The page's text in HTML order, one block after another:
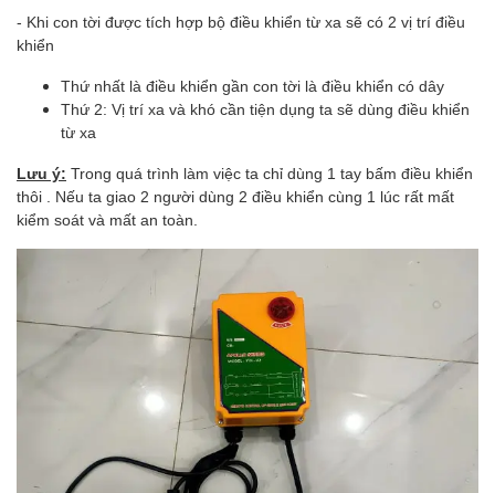
- Khi con tời được tích hợp bộ điều khiển từ xa sẽ có 2 vị trí điều
khiển
Thứ nhất là điều khiển gần con tời là điều khiển có dây
Thứ 2: Vị trí xa và khó cần tiện dụng ta sẽ dùng điều khiển
từ xa
Lưu ý: Trong quá trình làm việc ta chỉ dùng 1 tay bấm điều khiển
thôi . Nếu ta giao 2 người dùng 2 điều khiển cùng 1 lúc rất mất
kiểm soát và mất an toàn.